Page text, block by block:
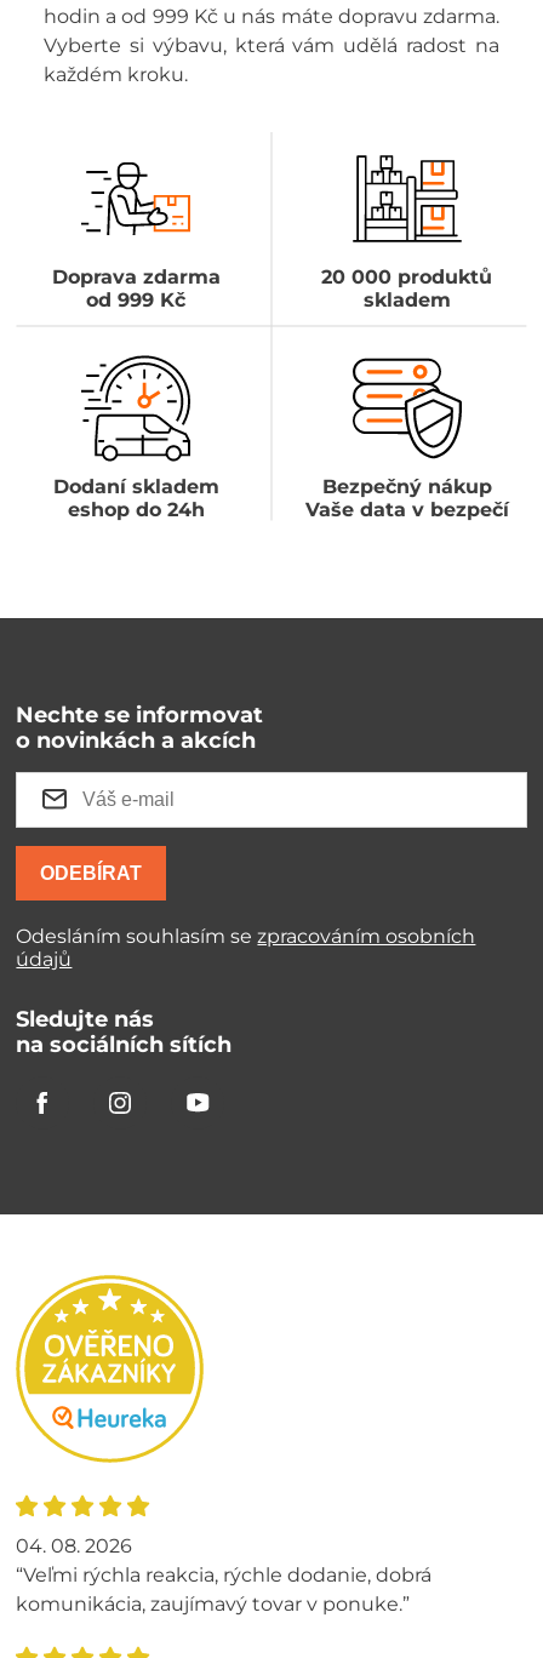
hodin a od 999 Kč u nás máte dopravu zdarma.
Vyberte si výbavu, která vám udělá radost na
každém kroku.
Doprava zdarma
od 999 Kč
20 000 produktů
skladem
Dodaní skladem
eshop do 24h
Bezpečný nákup
Vaše data v bezpečí
Nechte se informovat
o novinkách a akcích
ODEBÍRAT
Odesláním souhlasím sezpracováním osobních
údajů
Sledujte nás
na sociálních sítích
04. 08. 2026
“Veľmi rýchla reakcia, rýchle dodanie, dobrá
komunikácia, zaujímavý tovar v ponuke.”